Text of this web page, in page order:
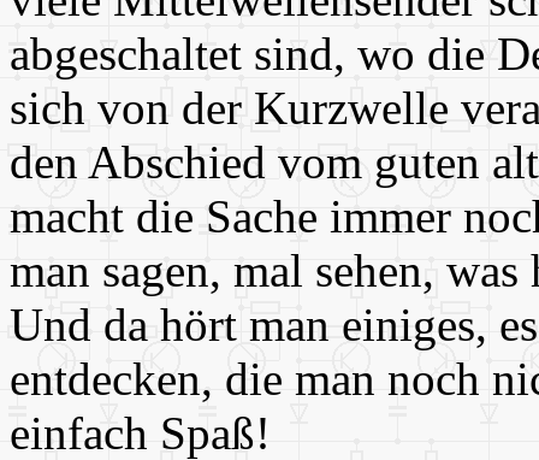
abgeschaltet sind, wo die
sich von der Kurzwelle
den Abschied vom guten
macht die Sache immer
man sagen, mal sehen,
Und da hört man einiges,
entdecken, die man noch
einfach Spaß!